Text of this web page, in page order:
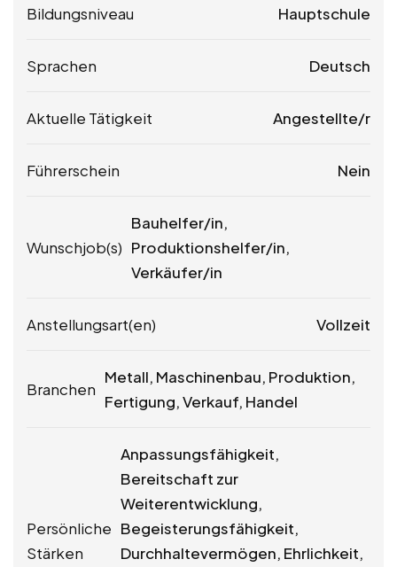
Bildungsniveau Hauptschule
Sprachen Deutsch
Aktuelle Tätigkeit Angestellte/r
Führerschein Nein
Wunschjob(s)
Bauhelfer/in,
Produktionshelfer/in,
Verkäufer/in
Anstellungsart(en) Vollzeit
Branchen
Metall, Maschinenbau, Produktion,
Fertigung, Verkauf, Handel
Persönliche
Stärken
Anpassungsfähigkeit,
Bereitschaft zur
Weiterentwicklung,
Begeisterungsfähigkeit,
Durchhaltevermögen, Ehrlichkeit,